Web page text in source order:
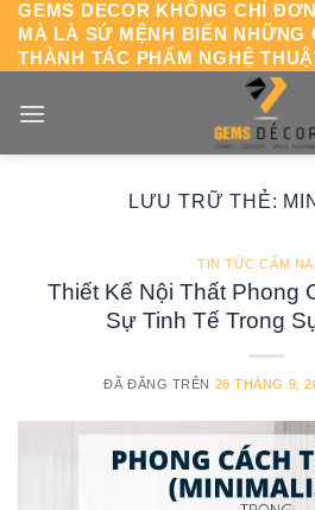
Chuyển
đến
nội
dung
GEMS DECOR KHÔNG CHỈ
MÀ LÀ SỨ MỆNH BIẾN NHỮNG
THÀNH TÁC PHẨM NGHỆ
LƯU TRỮ THẺ:
TIN TỨC CẨM
Thiết Kế Nội Thất Phong
Sự Tinh Tế Trong
ĐÃ ĐĂNG TRÊN 26 THÁNG 9,